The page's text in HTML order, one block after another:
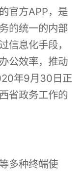
官方APP，是
的统一的内部
信息化手段，
公效率，推动
年9月30日正
省政务工作的
多种终端使